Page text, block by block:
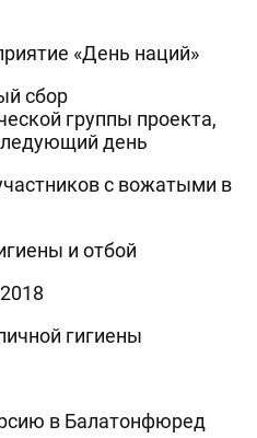
«День наций»
сбор
группы проекта,
день
с вожатыми в
и отбой
гигиены
в Балатонфюред